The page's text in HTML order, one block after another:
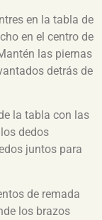
en la tabla de
en el centro de
las piernas
detrás de
la tabla con las
dedos
juntos para
de remada
los brazos